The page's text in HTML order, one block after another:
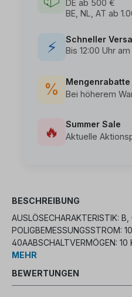
DE ab 500 €
BE, NL, AT ab
⚡
Schneller
Bis 12:00 Uhr
%
Mengenrabatte
Bei höherem
🔥
Summer Sale
Aktuelle
BESCHREIBUNG
AUSLÖSECHARAKTERISTIK:
POLIGBEMESSUNGSSTROM:
40AABSCHALTVERMÖGEN:
MEHR
BEWERTUNGEN